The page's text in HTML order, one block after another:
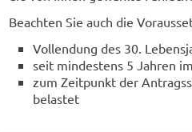
Be­ach­ten Sie auch die
Voll­endung des 30.
seit min­des­tens 5 Jah­ren
zum Zeit­punkt der
be­las­tet